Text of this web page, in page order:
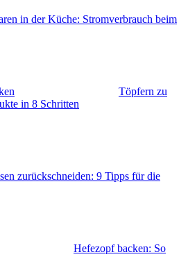
in der Küche: Stromverbrauch beim
Töpfern zu
in 8 Schritten
zurückschneiden: 9 Tipps für die
Hefezopf backen: So